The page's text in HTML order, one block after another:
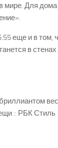
мире. Для дома
еще и в том,
в
:: РБК Стиль